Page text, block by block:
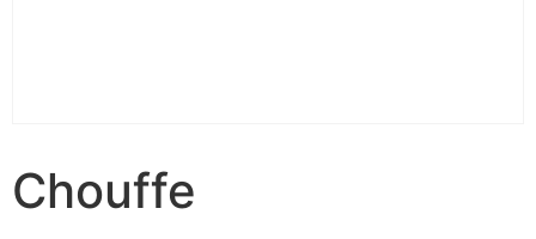
Chouffe